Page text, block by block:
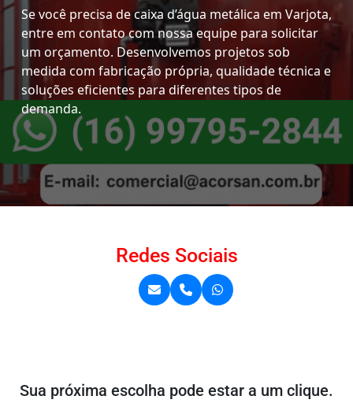
Se você precisa de caixa d’água metálica em Varjota,
entre em contato com nossa equipe para solicitar
um orçamento. Desenvolvemos projetos sob
medida com fabricação própria, qualidade técnica e
soluções eficientes para diferentes tipos de
demanda.
Redes Sociais
Sua próxima escolha pode estar a um clique.